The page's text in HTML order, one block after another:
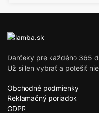
Darčeky pre každého 365
Už si len vybrať a potešiť
Obchodné podmienky
Reklamačný poriadok
GDPR